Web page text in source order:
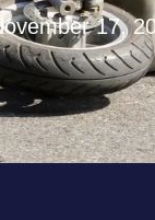
17,